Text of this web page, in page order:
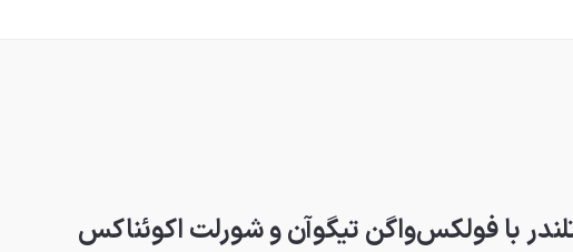
با فولکس‌واگن تیگوآن و شورلت اکوئناکس